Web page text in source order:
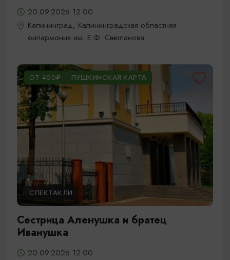
20.09.2026 12:00
Калининград, Калининградская областная
филармония им. Е.Ф. Светланова
ОТ 400₽ ПУШКИНСКАЯ КАРТА
СПЕКТАКЛИ
Сестрица Аленушка и братец
Иванушка
20.09.2026 12:00